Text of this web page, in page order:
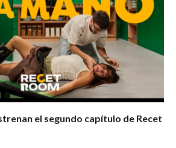
el segundo capítulo de Recet